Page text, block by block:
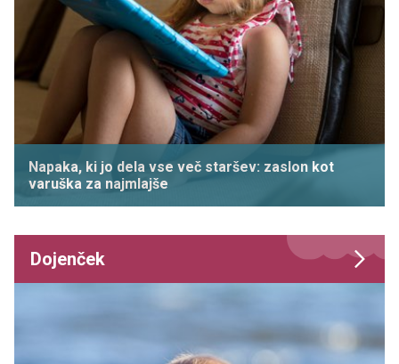
Napaka, ki jo dela vse več staršev: zaslon kot
varuška za najmlajše
Dojenček